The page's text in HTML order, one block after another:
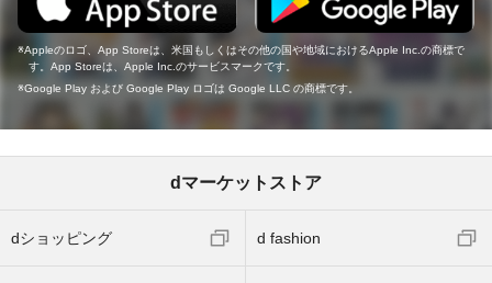
Appleのロゴ、App Storeは、米国もしくはその他の国や地域におけるApple Inc.の商標で
す。App Storeは、Apple Inc.のサービスマークです。
Google Play および Google Play ロゴは Google LLC の商標です。
dマーケットストア
dショッピング d fashion